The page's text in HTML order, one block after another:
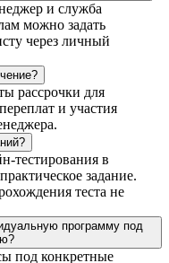
и служба
можно задать
через личный
рассрочки для
и участия
тестирования в
задание.
теста не
программу под
под конкретные